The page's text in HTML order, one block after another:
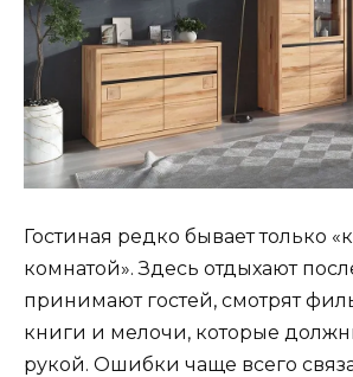
Гостиная редко бывает только
комнатой». Здесь отдыхают
принимают гостей, смотрят
книги и мелочи, которые
рукой. Ошибки чаще всего